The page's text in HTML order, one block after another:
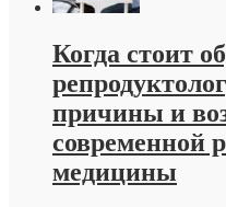
Когда стоит
причины и
современной
медицины